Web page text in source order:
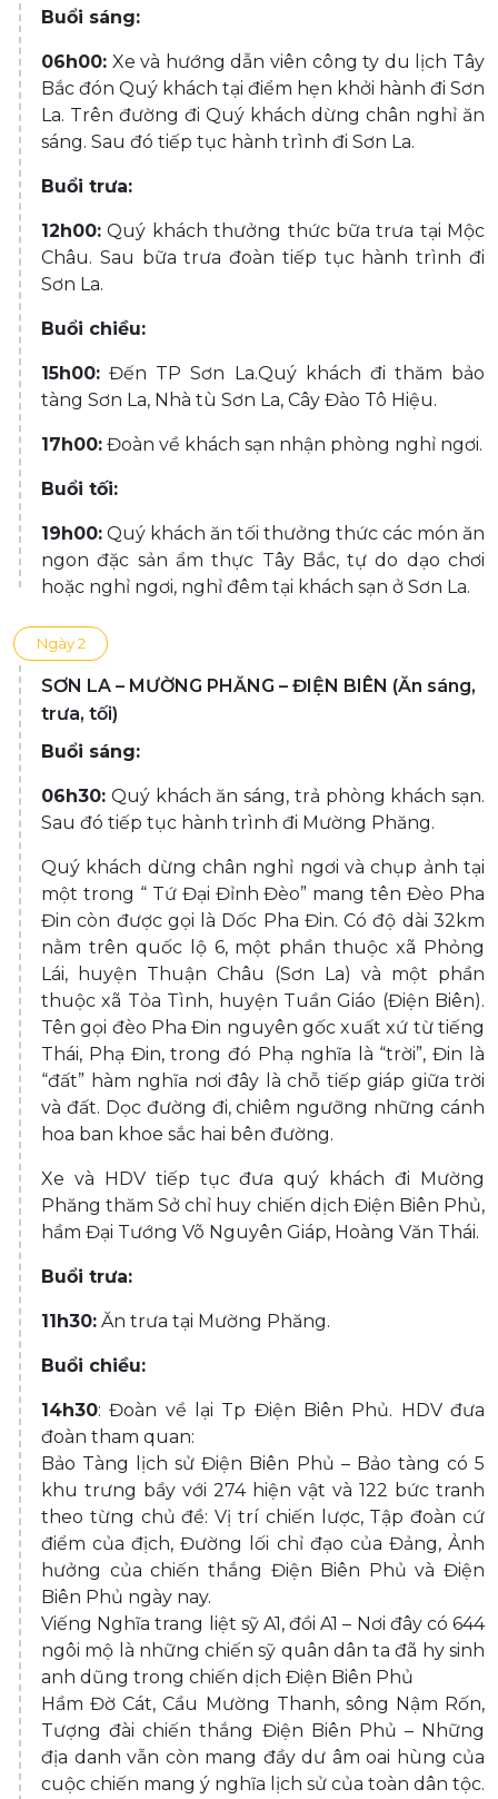
Buổi sáng:
06h00: Xe và hướng dẫn viên công ty du lịch Tây
Bắc đón Quý khách tại điểm hẹn khởi hành đi Sơn
La. Trên đường đi Quý khách dừng chân nghỉ ăn
sáng. Sau đó tiếp tục hành trình đi Sơn La.
Buổi trưa:
12h00: Quý khách thưởng thức bữa trưa tại Mộc
Châu. Sau bữa trưa đoàn tiếp tục hành trình đi
Sơn La.
Buổi chiều:
15h00: Đến TP Sơn La.Quý khách đi thăm bảo
tàng Sơn La, Nhà tù Sơn La, Cây Đào Tô Hiệu.
17h00: Đoàn về khách sạn nhận phòng nghỉ ngơi.
Buổi tối:
19h00: Quý khách ăn tối thưởng thức các món ăn
ngon đặc sản ẩm thực Tây Bắc, tự do dạo chơi
hoặc nghỉ ngơi, nghỉ đêm tại khách sạn ở Sơn La.
Ngày 2
SƠN LA – MƯỜNG PHĂNG – ĐIỆN BIÊN (Ăn sáng,
trưa, tối)
Buổi sáng:
06h30: Quý khách ăn sáng, trả phòng khách sạn.
Sau đó tiếp tục hành trình đi Mường Phăng.
Quý khách dừng chân nghỉ ngơi và chụp ảnh tại
một trong “ Tứ Đại Đỉnh Đèo” mang tên Đèo Pha
Đin còn được gọi là Dốc Pha Đin. Có độ dài 32km
nằm trên quốc lộ 6, một phần thuộc xã Phỏng
Lái, huyện Thuận Châu (Sơn La) và một phần
thuộc xã Tỏa Tình, huyện Tuần Giáo (Điện Biên).
Tên gọi đèo Pha Đin nguyên gốc xuất xứ từ tiếng
Thái, Phạ Đin, trong đó Phạ nghĩa là “trời”, Đin là
“đất” hàm nghĩa nơi đây là chỗ tiếp giáp giữa trời
và đất. Dọc đường đi, chiêm ngưỡng những cánh
hoa ban khoe sắc hai bên đường.
Xe và HDV tiếp tục đưa quý khách đi Mường
Phăng thăm Sở chỉ huy chiến dịch Điện Biên Phủ,
hầm Đại Tướng Võ Nguyên Giáp, Hoàng Văn Thái.
Buổi trưa:
11h30: Ăn trưa tại Mường Phăng.
Buổi chiều:
14h30: Đoàn về lại Tp Điện Biên Phủ. HDV đưa
đoàn tham quan:
Bảo Tàng lịch sử Điện Biên Phủ – Bảo tàng có 5
khu trưng bầy với 274 hiện vật và 122 bức tranh
theo từng chủ đề: Vị trí chiến lược, Tập đoàn cứ
điểm của địch, Đường lối chỉ đạo của Đảng, Ảnh
hưởng của chiến thắng Điện Biên Phủ và Điện
Biên Phủ ngày nay.
Viếng Nghĩa trang liệt sỹ A1, đồi A1 – Nơi đây có 644
ngôi mộ là những chiến sỹ quân dân ta đã hy sinh
anh dũng trong chiến dịch Điện Biên Phủ
Hầm Đờ Cát, Cầu Mường Thanh, sông Nậm Rốn,
Tượng đài chiến thắng Điện Biên Phủ – Những
địa danh vẫn còn mang đầy dư âm oai hùng của
cuộc chiến mang ý nghĩa lịch sử của toàn dân tộc.